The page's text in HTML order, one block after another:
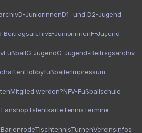
D-JuniorinnenD1- und D2-Jugend
BeitragsarchivE-JuniorinnenF-Jugend
FußballG-JugendG-Jugend-Beitragsarchiv
HobbyfußballerImpressum
Mitglied werden?NFV-Fußballschule
TalentkarteTennisTermine
TischtennisTurnenVereinsinfos